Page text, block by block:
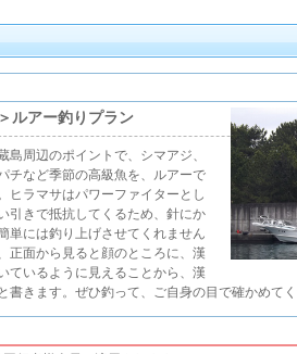
ルアー釣りプラン
島周辺のポイントで、シマアジ、
チなど季節の高級魚を、ルアーで
ヒラマサはパワーファイターとし
引きで抵抗してくるため、針にか
単には釣り上げさせてくれません
正面から見ると顔のところに、漢
ているように見えることから、漢
書きます。ぜひ釣って、ご自身の目で確かめて